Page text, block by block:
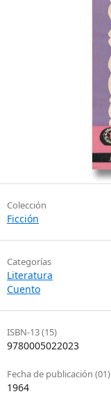
Colección
Ficción
Categorías
Literatura
Cuento
ISBN-13 (15)
9780005022023
Fecha de publicación (01)
1964